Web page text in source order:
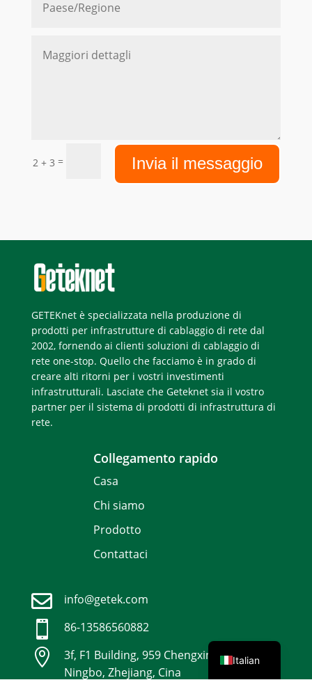
2 + 3 = Invia il messaggio
GETEKnet è specializzata nella produzione di
prodotti per infrastrutture di cablaggio di rete dal
2002, fornendo ai clienti soluzioni di cablaggio di
rete one-stop. Quello che facciamo è in grado di
creare alti ritorni per i vostri investimenti
infrastrutturali. Lasciate che Geteknet sia il vostro
partner per il sistema di prodotti di infrastruttura di
rete.
Collegamento rapido
Casa
Chi siamo
Prodotto
Contattaci
 info@getek.com
 86-13586560882

3f, F1 Building, 959 Chengxin Road,
Ningbo, Zhejiang, Cina
Italian